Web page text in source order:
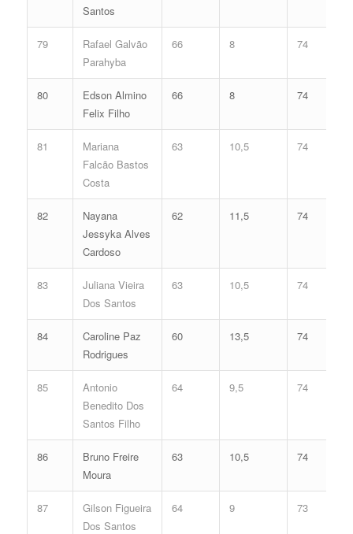
Santos
79
Rafael Galvão
Parahyba
66 8 74
80
Edson Almino
Felix Filho
66 8 74
81
Mariana
Falcão Bastos
Costa
63 10,5 74
82
Nayana
Jessyka Alves
Cardoso
62 11,5 74
83
Juliana Vieira
Dos Santos
63 10,5 74
84
Caroline Paz
Rodrigues
60 13,5 74
85
Antonio
Benedito Dos
Santos Filho
64 9,5 74
86
Bruno Freire
Moura
63 10,5 74
87
Gilson Figueira
Dos Santos
64 9 73